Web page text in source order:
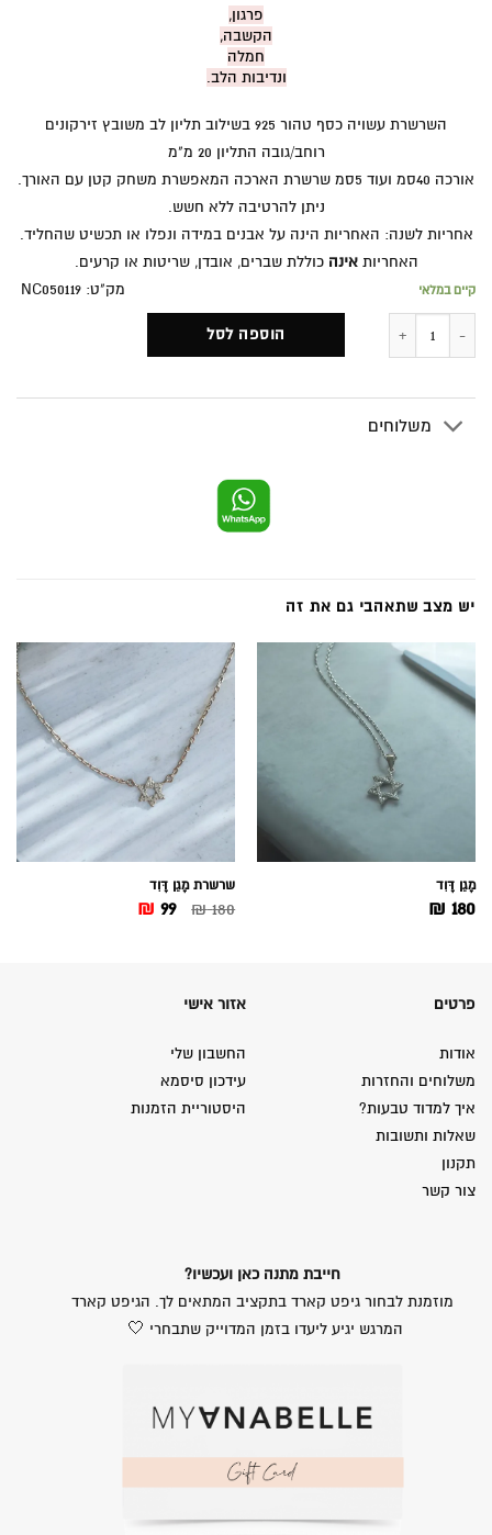
פרגון,
הקשבה,
חמלה
ונדיבות הלב.
השרשרת עשויה כסף טהור 925 בשילוב תליון לב משובץ זירקונים
רוחב/גובה התליון 20 מ"מ
אורכה 40סמ ועוד 5סמ שרשרת הארכה המאפשרת משחק קטן עם האורך.
ניתן להרטיבה ללא חשש.
אחריות לשנה: האחריות הינה על אבנים במידה ונפלו או תכשיט שהחליד.
האחריותאינה כוללת שברים, אובדן, שריטות או קרעים.
קיים במלאי מק"ט: NC050119
הוספה לסל
משלוחים
יש מצב שתאהבי גם את זה
מָגֵן דָּוִד
180
₪
שרשרת מָגֵן דָּוִד
180
₪
המחיר
המקורי
99
₪
פרטים
אודות
משלוחים והחזרות
איך למדוד טבעות?
שאלות ותשובות
תקנון
צור קשר
אזור אישי
החשבון שלי
עידכון סיסמא
היסטוריית הזמנות
חייבת מתנה כאן ועכשיו?
מוזמנת לבחור גיפט קארד בתקציב המתאים לך. הגיפט קארד
המרגש יגיע ליעדו בזמן המדוייק שתבחרי 🤍